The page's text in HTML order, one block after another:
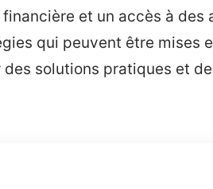
et un accès à des
qui peuvent être mises
des solutions pratiques et